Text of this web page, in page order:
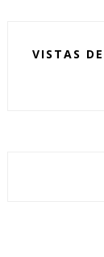
VISTAS